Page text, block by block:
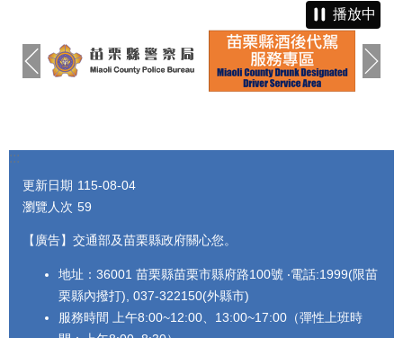
播放中
:::
更新日期 115-08-04
瀏覽人次 59
【廣告】交通部及苗栗縣政府關心您。
地址：36001 苗栗縣苗栗市縣府路100號 ‧電話:1999(限苗
栗縣內撥打), 037-322150(外縣市)
服務時間 上午8:00~12:00、13:00~17:00（彈性上班時